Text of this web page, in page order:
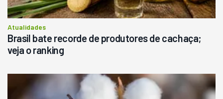
Atualidades
Brasil bate recorde de produtores de cachaça;
veja o ranking